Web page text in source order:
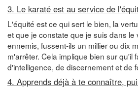
3. Le karaté est au service de
L'équité est ce qui sert le bien, la
et que je constate que je suis dans le
ennemis, fussent-ils un millier ou dix
m'arrêter. Cela implique bien sur qu'il
d'intelligence, de discernement et de
4. Apprends déjà à te connaître,